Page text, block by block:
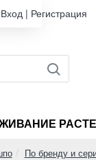
Вход | Регистрация
По бренду и